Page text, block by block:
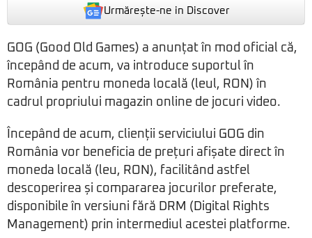
Urmărește-ne in Discover
GOG (Good Old Games) a anunțat în mod oficial că,
începând de acum, va introduce suportul în
România pentru moneda locală (leul, RON) în
cadrul propriului magazin online de jocuri video.
Începând de acum, clienții serviciului GOG din
România vor beneficia de prețuri afișate direct în
moneda locală (leu, RON), facilitând astfel
descoperirea și compararea jocurilor preferate,
disponibile în versiuni fără DRM (Digital Rights
Management) prin intermediul acestei platforme.